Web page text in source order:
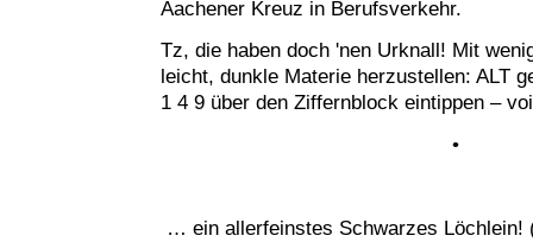
Aachener Kreuz in Berufsverkehr.
Tz, die haben doch 'nen Urknall! Mit
leicht, dunkle Materie herzustellen: ALT
1 4 9 über den Ziffernblock eintippen –
•
… ein allerfeinstes Schwarzes Löchlein!